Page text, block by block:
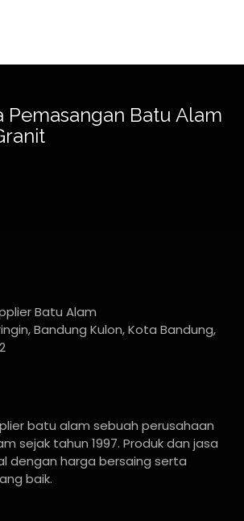
Pemasangan Batu Alam
Batu Alam
Bandung Kulon, Kota Bandung,
batu alam sebuah perusahaan
sejak tahun 1997. Produk dan jasa
dengan harga bersaing serta
baik.